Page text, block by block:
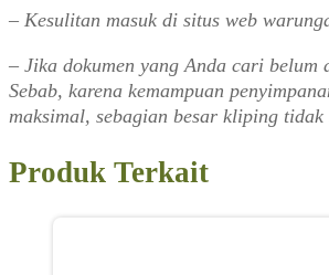
– Kesulitan masuk di situs web
– Jika dokumen yang Anda cari belum
Sebab, karena kemampuan
maksimal, sebagian besar kliping tidak
Produk Terkait